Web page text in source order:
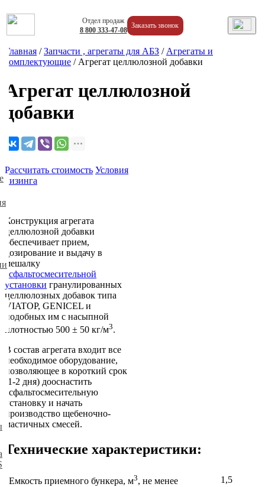
Заказать звонок
Отдел продаж
8 800333-47-08
Главная /Запчасти , агрегаты для АБЗ / Агрегаты и
комплектующие / Агрегат целлюлозной добавки
Агрегат целлюлозной
добавки
Рассчитать стоимость Условия
лизинга
Конструкция агрегата
целлюлозной добавки
обеспечивает прием,
дозирование и выдачу в
мешалку
асфальтосмесительной
установки гранулированных
целлюлозных добавок типа
VIATOP, GENICEL и
подобных им с насыпной
плотностью 500 ± 50 кг/м3.
В состав агрегата входит все
необходимое оборудование,
позволяющее в короткий срок
(1-2 дня) дооснастить
асфальтосмесительную
установку и начать
производство щебеночно-
мастичных смесей.
Технические характеристики:
Емкость приемного бункера, м3, не менее
1,5